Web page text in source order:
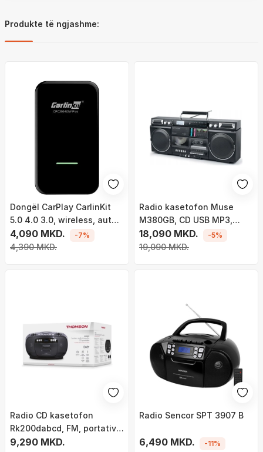
Produkte të ngjashme:
Dongël CarPlay CarlinKit
5.0 4.0 3.0, wireless, auto-
connect, i bardhë
4,090 MKD.
4,390 MKD.
-7%
Radio kasetofon Muse
M380GB, CD USB MP3,
Bluetooth, i zi
18,090 MKD.
19,090 MKD.
-5%
Radio CD kasetofon
Rk200dabcd, FM, portativ, i
zi
9,290 MKD.
Radio Sencor SPT 3907 B
6,490 MKD. -11%